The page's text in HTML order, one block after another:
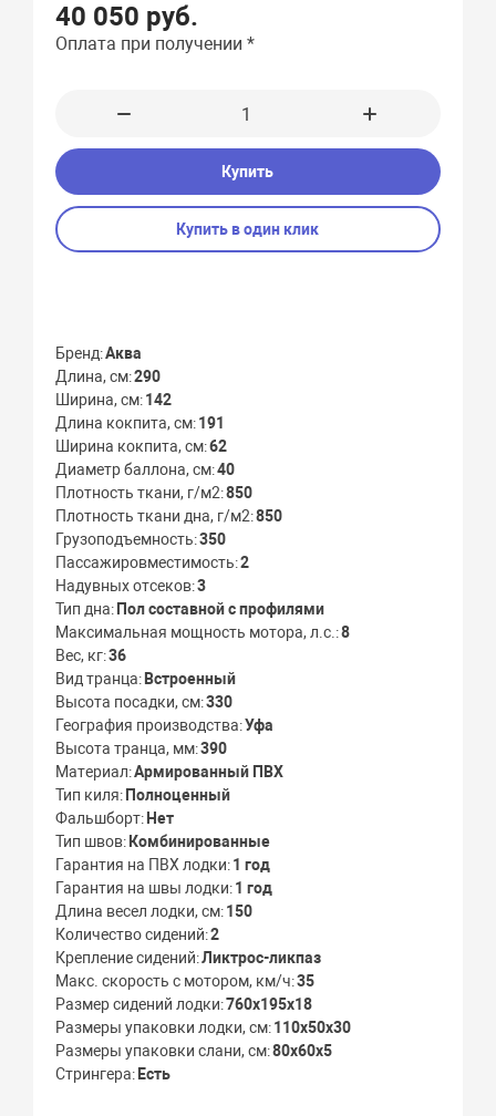
40 050 руб.
Оплата при получении *
Купить
Купить в один клик
Бренд Аква
Длина, см 290
Ширина, см 142
Длина кокпита, см 191
Ширина кокпита, см 62
Диаметр баллона, см 40
Плотность ткани, г/м2 850
Плотность ткани дна, г/м2 850
Грузоподъемность 350
Пассажировместимость 2
Надувных отсеков 3
Тип дна Пол составной с профилями
Максимальная мощность мотора, л.с. 8
Вес, кг 36
Вид транца Встроенный
Высота посадки, см 330
География производства Уфа
Высота транца, мм 390
Материал Армированный ПВХ
Тип киля Полноценный
Фальшборт Нет
Тип швов Комбинированные
Гарантия на ПВХ лодки 1 год
Гарантия на швы лодки 1 год
Длина весел лодки, см 150
Количество сидений 2
Крепление сидений Ликтрос-ликпаз
Макс. скорость с мотором, км/ч 35
Размер сидений лодки 760x195x18
Размеры упаковки лодки, см 110x50x30
Размеры упаковки слани, см 80x60x5
Стрингера Есть